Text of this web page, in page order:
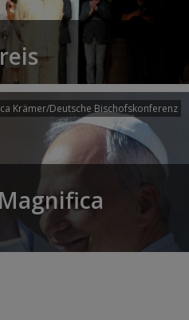
Krämer/Deutsche Bischofskonferenz